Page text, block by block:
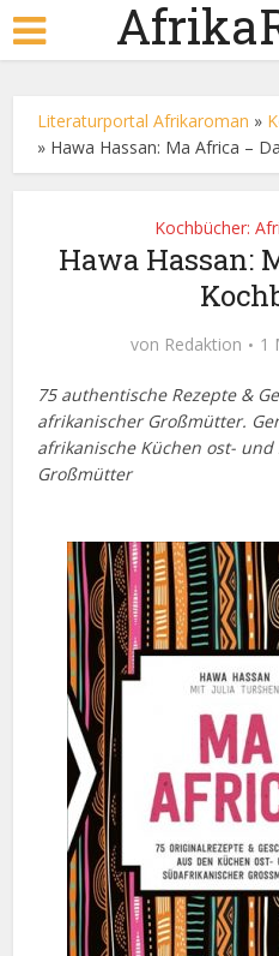
Literaturportal Afrikaroman »
» Hawa Hassan: Ma Africa –
Kochbücher:
Hawa Hassan:
von Redaktion 1
75 authentische Rezepte &
afrikanischer Großmütter.
afrikanische Küchen ost-
Großmütter